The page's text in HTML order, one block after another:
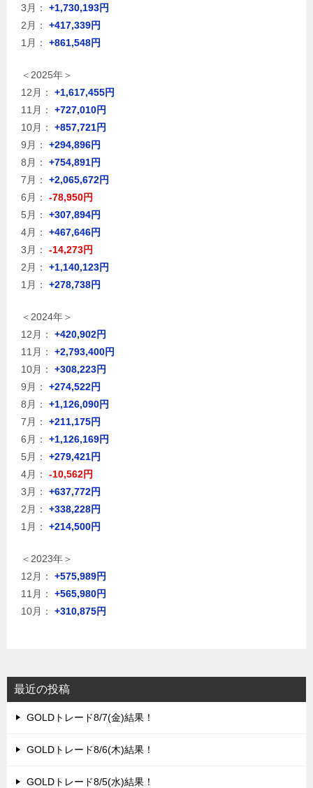
3月：
+1,730,193円
2月：
+417,339円
1月：
+861,548円
＜2025年＞
12月：
+1,617,455円
11月：
+727,010円
10月：
+857,721円
9月：
+294,896円
8月：
+754,891円
7月：
+2,065,672円
6月：
-78,950円
5月：
+307,894円
4月：
+467,646円
3月：
-14,273円
2月：
+1,140,123円
1月：
+278,738円
＜2024年＞
12月：
+420,902円
11月：
+2,793,400円
10月：
+308,223円
9月：
+274,522円
8月：
+1,126,090円
7月：
+211,175円
6月：
+1,126,169円
5月：
+279,421円
4月：
-10,562円
3月：
+637,772円
2月：
+338,228円
1月：
+214,500円
＜2023年＞
12月：
+575,989円
11月：
+565,980円
10月：
+310,875円
最近の投稿
GOLDトレード8/7(金)結果！
GOLDトレード8/6(木)結果！
GOLDトレード8/5(水)結果！